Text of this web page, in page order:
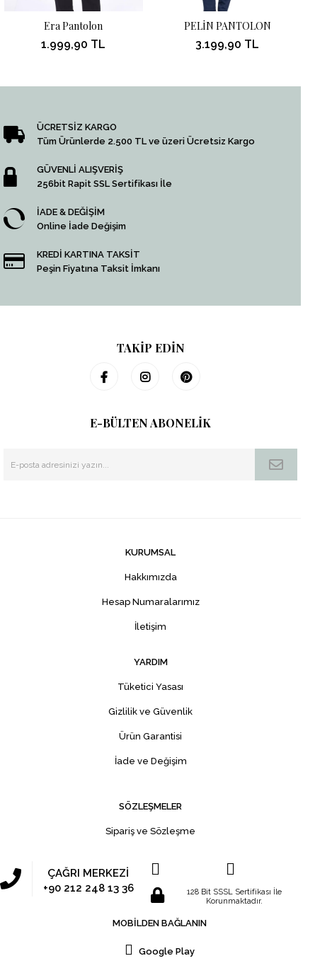
Era Pantolon
1.999,90 TL
PELİN PANTOLON
3.199,90 TL
ÜCRETSİZ KARGO
Tüm Ürünlerde 2.500 TL ve üzeri Ücretsiz Kargo
GÜVENLİ ALIŞVERİŞ
256bit Rapit SSL Sertifikası İle
İADE & DEĞİŞİM
Online İade Değişim
KREDİ KARTINA TAKSİT
Peşin Fiyatına Taksit İmkanı
TAKİP EDİN
E-BÜLTEN ABONELİK
KURUMSAL
Hakkımızda
Hesap Numaralarımız
İletişim
YARDIM
Tüketici Yasası
Gizlilik ve Güvenlik
Ürün Garantisi
İade ve Değişim
SÖZLEŞMELER
Sipariş ve Sözleşme
ÇAĞRI MERKEZİ
+90 212 248 13 36
128 Bit SSSL Sertifikası İle
Korunmaktadır.
MOBİLDEN BAĞLANIN
Google Play